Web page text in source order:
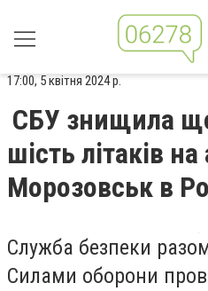
17:00, 5 квітня 2024 р.
СБУ знищила
шість літаків
Морозовськ в
Служба безпеки
Силами оборони